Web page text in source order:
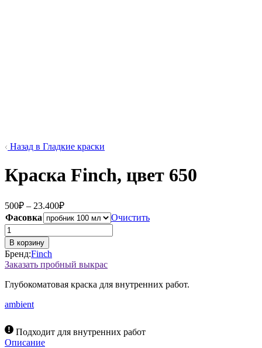
Назад в Гладкие краски
Краска Finch, цвет 650
500₽ – 23.400₽Диапазон
цен:
500₽
–
Фасовка
Очистить
Количество
товара
Краска
Finch,
цвет
650
В корзину
Бренд:Finch
Заказать пробный выкрас
Глубокоматовая краска для внутренних работ.
ambient
Подходит для внутренних работ
Описание